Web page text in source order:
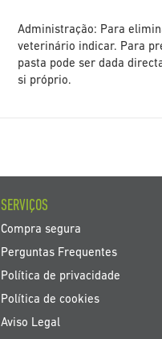
Administração: Para
veterinário indicar. Para
pasta pode ser dada
si próprio.
SERVIÇOS
Compra segura
Perguntas Frequentes
Política de privacidade
Política de cookies
Aviso Legal